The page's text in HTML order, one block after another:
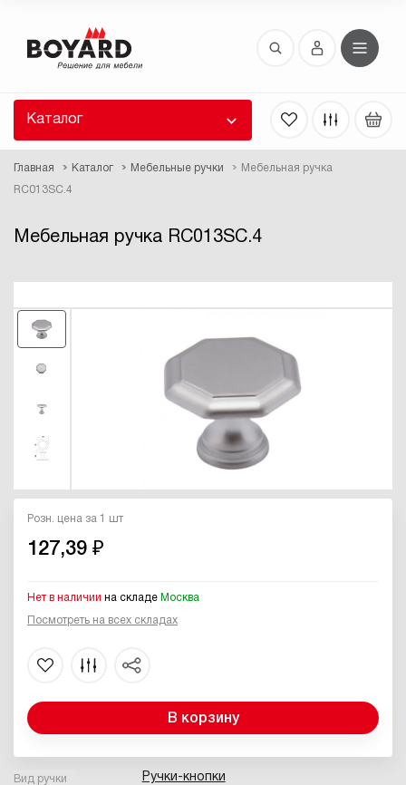
Каталог
Главная Каталог Мебельные ручки Мебельная ручка
RC013SC.4
Мебельная ручка RC013SC.4
Вид ручки Ручки-кнопки
Розн. цена за 1 шт
127,39 ₽
Нет в наличии на складе Москва
Посмотреть на всех складах
В корзину
Восстановление пароля
высланы вам по E-Mail.
ссылку для восстановления